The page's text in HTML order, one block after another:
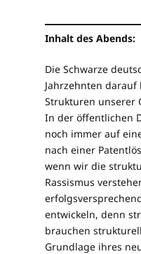
Inhalt des Abends:
Die Schwarze
Jahrzehnten darauf
Strukturen unserer
In der öffentlichen
noch immer auf
nach einer
wenn wir die
Rassismus
entwickeln, denn
brauchen
Grundlage ihres